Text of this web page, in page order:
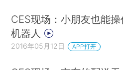
CES现场：小朋友也能操
机器人
2016年05月12日 APP打开